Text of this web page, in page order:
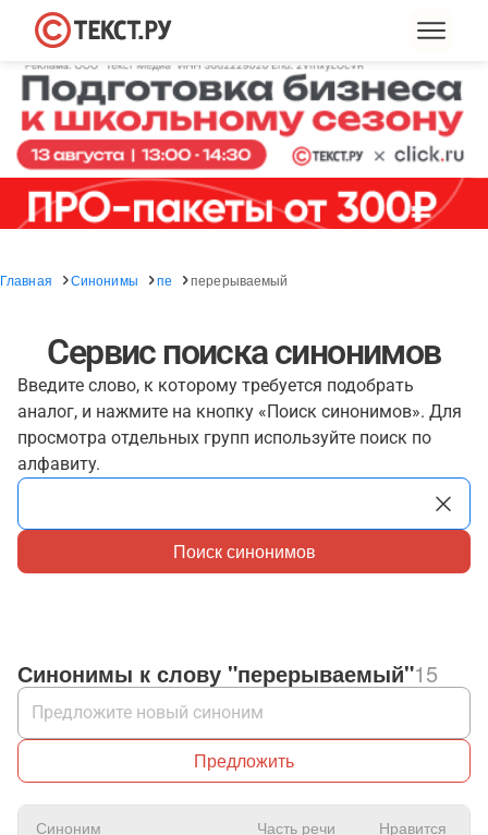
Главная Синонимы пе перерываемый
Сервис поиска синонимов
Введите слово, к которому требуется подобрать
аналог, и нажмите на кнопку «Поиск синонимов». Для
просмотра отдельных групп используйте поиск по
алфавиту.
Поиск синонимов
Синонимы к слову "перерываемый"15
Предложить
Синоним Часть речи Нравится